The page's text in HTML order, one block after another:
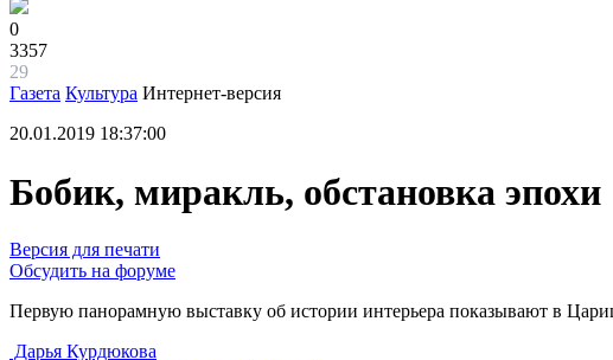
0
3357
29
Газета Культура Интернет-версия
20.01.2019 18:37:00
Бобик, миракль, обстановка эпохи
Версия для печати
Обсудить на форуме
Первую панорамную выставку об истории интерьера показывают в
Дарья Курдюкова